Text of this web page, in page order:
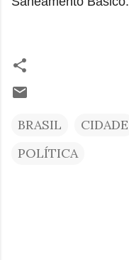
BRASIL CIDADE
POLÍTICA